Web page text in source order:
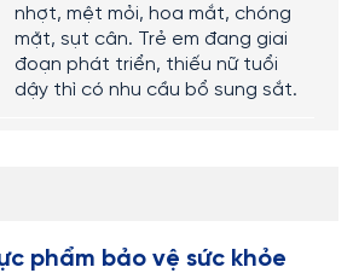
nhợt, mệt mỏi, hoa mắt, chóng
mặt, sụt cân. Trẻ em đang giai
đoạn phát triển, thiếu nữ tuổi
dậy thì có nhu cầu bổ sung sắt.
phẩm bảo vệ sức khỏe